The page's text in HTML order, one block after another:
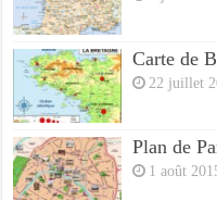
Carte de
22 juillet
Plan de
1 août